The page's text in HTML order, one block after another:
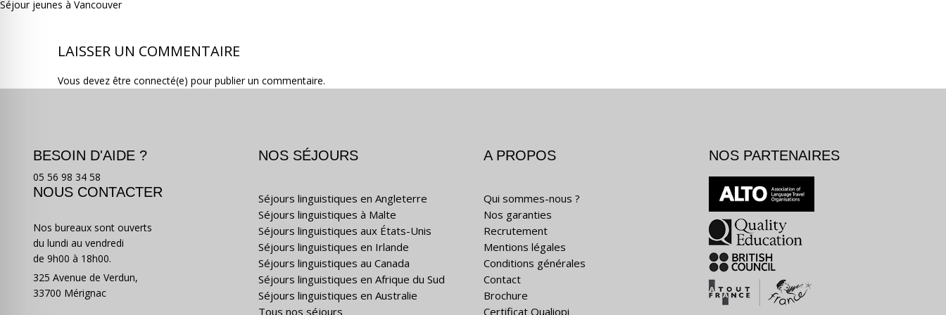
Séjour jeunes à Vancouver
LAISSER UN COMMENTAIRE
Vous devez être connecté(e) pour publier un commentaire.
BESOIN D'AIDE ?
05 56 98 34 58
NOUS CONTACTER
Nos bureaux sont ouverts
du lundi au vendredi
de 9h00 à 18h00.
325 Avenue de Verdun,
33700 Mérignac
NOS SÉJOURS
Séjours linguistiques en Angleterre
Séjours linguistiques à Malte
Séjours linguistiques aux États-Unis
Séjours linguistiques en Irlande
Séjours linguistiques au Canada
Séjours linguistiques en Afrique du Sud
Séjours linguistiques en Australie
Tous nos séjours
A PROPOS
Qui sommes-nous ?
Nos garanties
Recrutement
Mentions légales
Conditions générales
Contact
Brochure
Certificat Qualiopi
NOS PARTENAIRES